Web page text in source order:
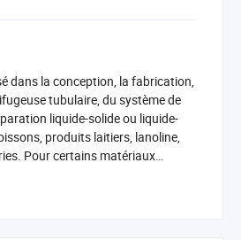
dans la conception, la fabrication,
tubulaire, du système de
liquide-solide ou liquide-
produits laitiers, lanoline,
Pour certains matériaux
Nous avons obtenu la